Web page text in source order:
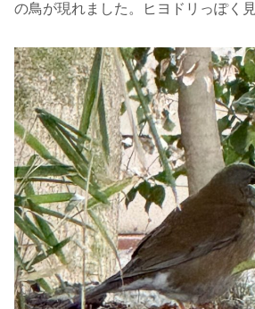
の鳥が現れました。ヒヨドリっぽく